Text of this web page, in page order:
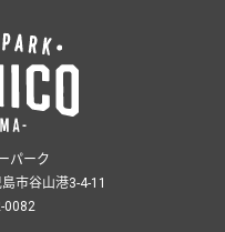
パーク
市谷山港3-4-11
0082